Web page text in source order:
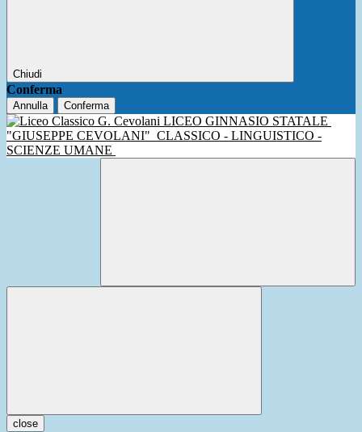
Chiudi
Conferma
Annulla Conferma
LICEO GINNASIO STATALE
"GIUSEPPE CEVOLANI" CLASSICO - LINGUISTICO -
SCIENZE UMANE
close